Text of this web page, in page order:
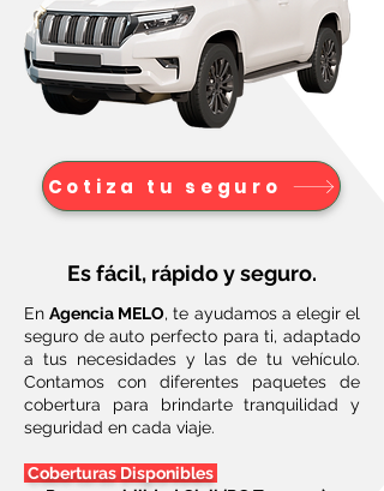
Cotiza tu seguro
Es fácil, rápido y seguro.
EnAgencia MELO, te ayudamos a elegir el
seguro de auto perfecto para ti, adaptado
a tus necesidades y las de tu vehículo.
Contamos con diferentes paquetes de
cobertura para brindarte tranquilidad y
seguridad en cada viaje.
Coberturas Disponibles